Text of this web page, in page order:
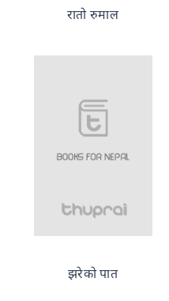
रातो रुमाल
झरेको पात